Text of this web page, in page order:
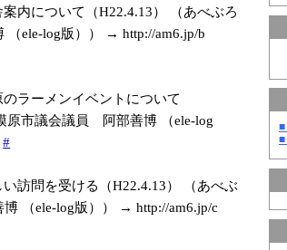
■
■
内について（H22.4.13） （あべぶろ
ele-log版）） → http://am6.jp/b
ラーメンイベントについて
原市議会議員 阿部善博 （ele-log
#
訪問を受ける（H22.4.13） （あべぶ
（ele-log版）） → http://am6.jp/c